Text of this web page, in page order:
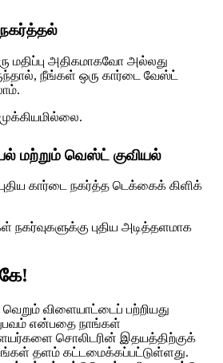
மதிப்பு அதிகமாகவோ அல்லது
நீங்கள் ஒரு கார்டை வேஸ்ட்
மற்றும் வெஸ்ட் குவியல்
கார்டை நகர்த்த டெக்கைக் கிளிக்
நகர்வுகளுக்கு புதிய அடித்தளமாக
விளையாட்டைப் பற்றியது
என்பதை நாங்கள்
சொலிடரின் இதயத்திற்குக்
தளம் கட்டமைக்கப்பட்டுள்ளது.